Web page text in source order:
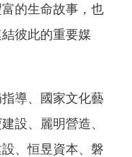
的生命故事，也
彼此的重要媒
導、國家文化藝
設、麗明營造、
、恒昱資本、磐